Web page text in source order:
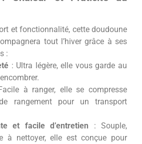
et fonctionnalité, cette doudoune
tout l’hiver grâce à ses
:
: Ultra légère, elle vous garde au
à ranger, elle se compresse
rangement pour un transport
et facile d’entretien : Souple,
à nettoyer, elle est conçue pour